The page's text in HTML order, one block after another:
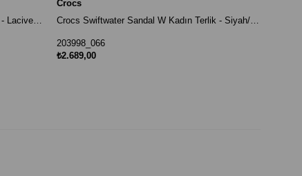
Crocs Swiftwater Sandal W Kadın Terlik - Lacivert/Beyaz
Crocs
Crocs Swiftwater Sandal W Kadın Terlik - Siyah/Beyaz
203998_066
₺2.689,00